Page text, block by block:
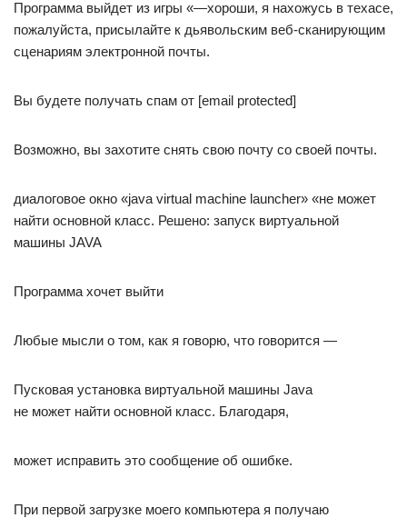
Программа выйдет из игры «—хороши, я нахожусь в техасе,
пожалуйста, присылайте к дьявольским веб-сканирующим
сценариям электронной почты.
Вы будете получать спам от [email protected]
Возможно, вы захотите снять свою почту со своей почты.
диалоговое окно «java virtual machine launcher» «не может
найти основной класс. Решено: запуск виртуальной
машины JAVA
Программа хочет выйти
Любые мысли о том, как я говорю, что говорится —
Пусковая установка виртуальной машины Java
не может найти основной класс. Благодаря,
может исправить это сообщение об ошибке.
При первой загрузке моего компьютера я получаю